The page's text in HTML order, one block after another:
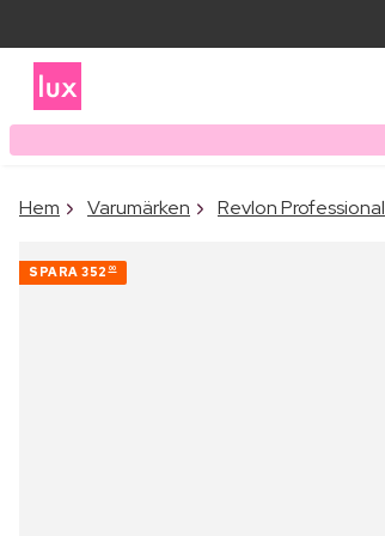
Hem Varumärken Revlon Professional
SPARA 352 00